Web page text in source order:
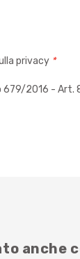
privacy *
2016 - Art.
anche